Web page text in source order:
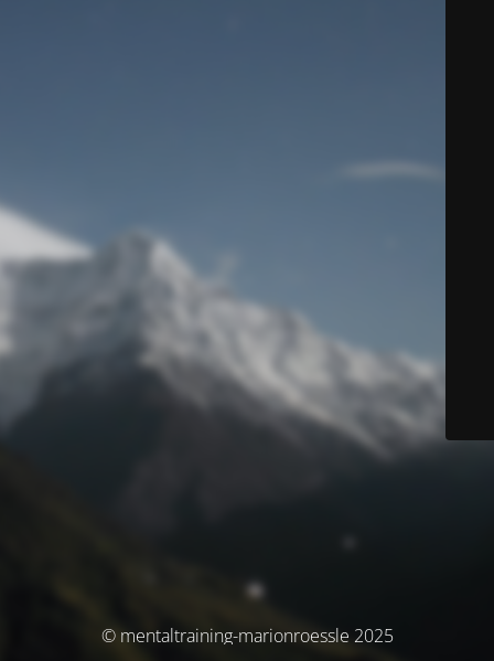
© mentaltraining-marionroessle 2025